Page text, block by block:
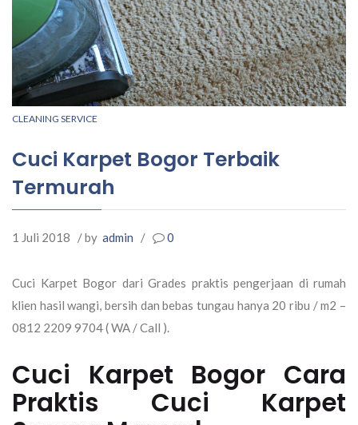
CLEANING SERVICE
Cuci Karpet Bogor Terbaik
Termurah
1 Juli 2018 / by admin / 0
Cuci Karpet Bogor dari Grades praktis pengerjaan di rumah
klien hasil wangi, bersih dan bebas tungau hanya 20 ribu / m2 –
0812 2209 9704 ( WA / Call ).
Cuci Karpet Bogor Cara
Praktis Cuci Karpet